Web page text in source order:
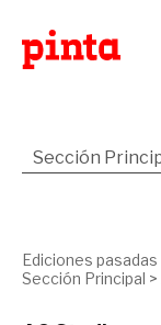
Ediciones pasadas
Sección Principal >